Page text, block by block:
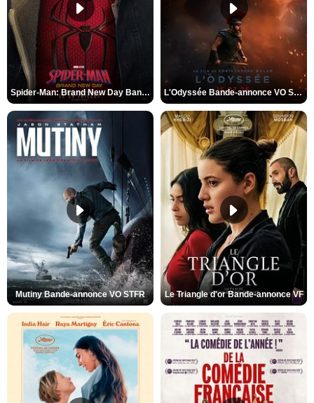
Spider-Man: Brand New Day Bande-annonce VO STFR L'Odyssée Bande-annonce VO STFR
Mutiny Bande-annonce VO STFR Le Triangle d'or Bande-annonce VF